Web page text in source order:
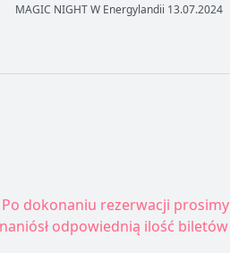
MAGIC NIGHT W Energylandii 13.07.2024
dokonaniu rezerwacji prosimy
odpowiednią ilość biletów